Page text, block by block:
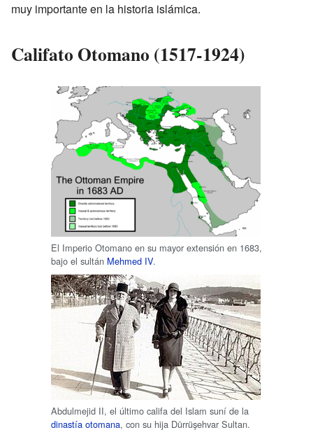
muy importante en la historia islámica.
Califato Otomano (1517-1924)
El Imperio Otomano en su mayor extensión en 1683,
bajo el sultán Mehmed IV.
Abdulmejid II, el último califa del Islam suní de la
dinastía otomana, con su hija Dürrüşehvar Sultan.